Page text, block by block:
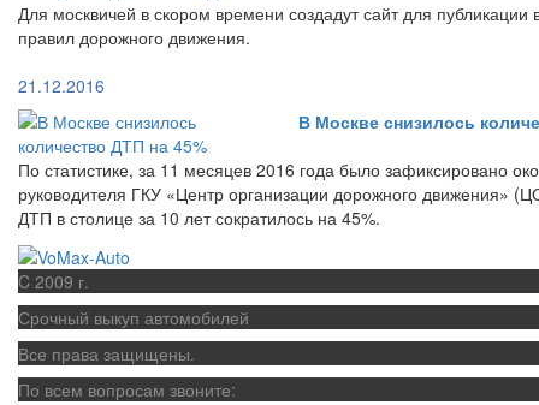
Для москвичей в скором времени создадут сайт для
правил дорожного движения.
21.12.2016
В Москве снизилось
По статистике, за 11 месяцев 2016 года было зафиксировано
руководителя ГКУ «Центр организации дорожного движения»
ДТП в столице за 10 лет сократилось на 45%.
C 2009 г.
Срочный выкуп автомобилей
Все права защищены.
По всем вопросам звоните: